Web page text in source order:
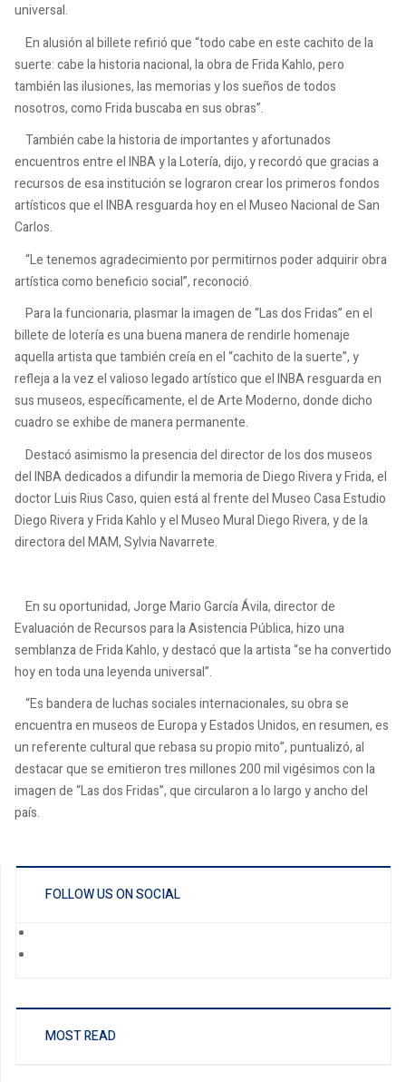
universal.
En alusión al billete refirió que “todo cabe en este cachito de la
suerte: cabe la historia nacional, la obra de Frida Kahlo, pero
también las ilusiones, las memorias y los sueños de todos
nosotros, como Frida buscaba en sus obras”.
También cabe la historia de importantes y afortunados
encuentros entre el INBA y la Lotería, dijo, y recordó que gracias a
recursos de esa institución se lograron crear los primeros fondos
artísticos que el INBA resguarda hoy en el Museo Nacional de San
Carlos.
“Le tenemos agradecimiento por permitirnos poder adquirir obra
artística como beneficio social”, reconoció.
Para la funcionaria, plasmar la imagen de “Las dos Fridas” en el
billete de lotería es una buena manera de rendirle homenaje
aquella artista que también creía en el “cachito de la suerte”, y
refleja a la vez el valioso legado artístico que el INBA resguarda en
sus museos, específicamente, el de Arte Moderno, donde dicho
cuadro se exhibe de manera permanente.
Destacó asimismo la presencia del director de los dos museos
del INBA dedicados a difundir la memoria de Diego Rivera y Frida, el
doctor Luis Rius Caso, quien está al frente del Museo Casa Estudio
Diego Rivera y Frida Kahlo y el Museo Mural Diego Rivera, y de la
directora del MAM, Sylvia Navarrete.
En su oportunidad, Jorge Mario García Ávila, director de
Evaluación de Recursos para la Asistencia Pública, hizo una
semblanza de Frida Kahlo, y destacó que la artista “se ha convertido
hoy en toda una leyenda universal”.
“Es bandera de luchas sociales internacionales, su obra se
encuentra en museos de Europa y Estados Unidos, en resumen, es
un referente cultural que rebasa su propio mito”, puntualizó, al
destacar que se emitieron tres millones 200 mil vigésimos con la
imagen de “Las dos Fridas”, que circularon a lo largo y ancho del
país.
FOLLOW US ON SOCIAL
MOST READ